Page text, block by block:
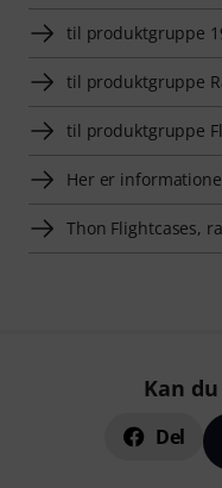
til produktgruppe
til produktgruppe
til produktgruppe
Her er
Thon Flightcases,
Kan
Del